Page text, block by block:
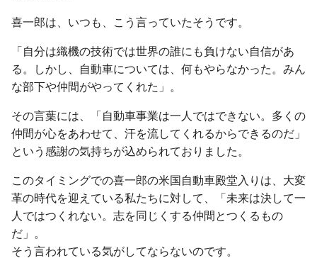
喜一郎は、いつも、こう言っていたそうです。
「自分は織機の技術では世界の誰にも負けない自信があ
る。しかし、自動車については、何もやらなかった。みん
な部下や仲間がやってくれた」。
その言葉には、「自動車事業は一人ではできない。多くの
仲間が心をあわせて、汗を流してくれるからできるのだ」
という感謝の気持ちが込められておりました。
このタイミングでの喜一郎の米国自動車殿堂入りは、大変
革の時代を迎えている私たちに対して、「未来は決して一
人ではつくれない。志を同じくする仲間とつくるもの
だ」。
そう言われている気がしてならないのです。